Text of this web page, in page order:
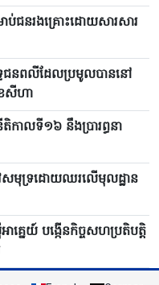
ាប់ជនរងគ្រោះដោយសារសារ
ធជនពលីដែលប្រមូលបាននៅ
ែសីហា
ាលទី១៦ នឹងប្រារព្ធនា
វសមុទ្រដោយឈរលើមុលដ្ឋាន
េយ៍ បង្កើនកិច្ចសហប្រតិបត្តិ